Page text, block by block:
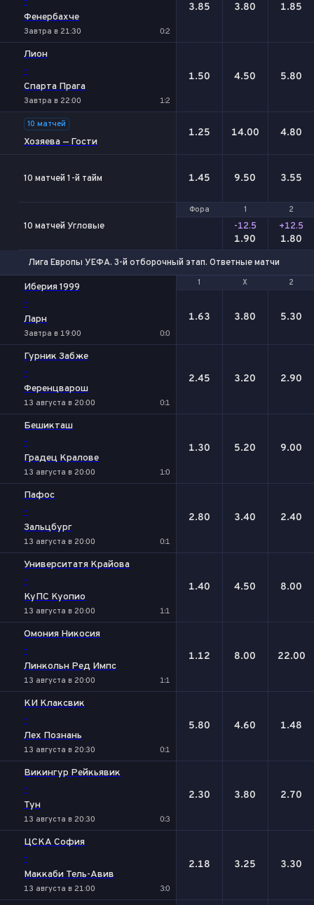
Фенербахче
Завтра в 21:30 0:2
3.85 3.80 1.85
Лион
-
Спарта Прага
Завтра в 22:00 1:2
1.50 4.50 5.80
10 матчей
Хозяева — Гости
1.25 14.00 4.80
10 матчей 1-й тайм 1.45 9.50 3.55
Фора 1 2
10 матчей Угловые
Фора 1 2
-12.5
1.90
+12.5
1.80
Лига Европы УЕФА. 3-й отборочный этап. Ответные матчи
1 Х 2
Иберия 1999
-
Ларн
Завтра в 19:00 0:0
1 Х 2
1.63 3.80 5.30
Гурник Забже
-
Ференцварош
13 августа в 20:00 0:1
2.45 3.20 2.90
Бешикташ
-
Градец Кралове
13 августа в 20:00 1:0
1.30 5.20 9.00
Пафос
-
Зальцбург
13 августа в 20:00 0:1
2.80 3.40 2.40
Университатя Крайова
-
КуПС Куопио
13 августа в 20:00 1:1
1.40 4.50 8.00
Омония Никосия
-
Линкольн Ред Импс
13 августа в 20:00 1:1
1.12 8.00 22.00
КИ Клаксвик
-
Лех Познань
13 августа в 20:30 0:1
5.80 4.60 1.48
Викингур Рейкьявик
-
Тун
13 августа в 20:30 0:3
2.30 3.80 2.70
ЦСКА София
-
Маккаби Тель-Авив
13 августа в 21:00 3:0
2.18 3.25 3.30